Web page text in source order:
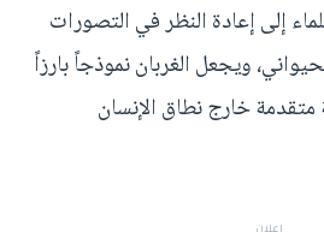
إلى إعادة النظر في التصورات
ويجعل الغربان نموذجاً بارزاً
خارج نطاق الإنسان
إعلان